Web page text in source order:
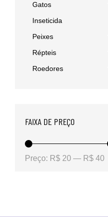
Gatos
Inseticida
Peixes
Répteis
Roedores
FAIXA DE PREÇO
Preço: R$ 20 — R$ 40